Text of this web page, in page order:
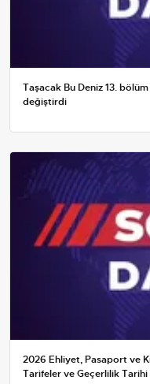
Taşacak Bu Deniz 13. bölüm
değiştirdi
2026 Ehliyet, Pasaport ve
Tarifeler ve Geçerlilik Tarihi